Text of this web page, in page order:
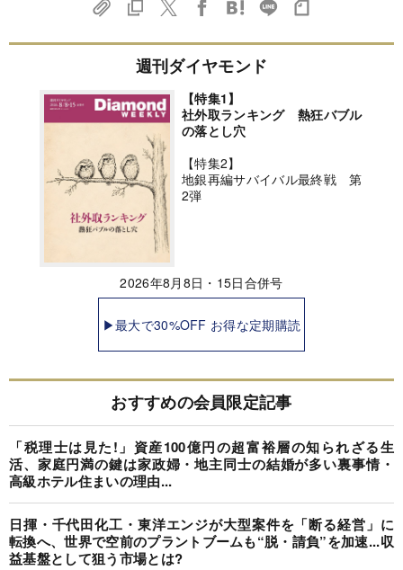
週刊ダイヤモンド
【特集1】
社外取ランキング 熱狂バブル
の落とし穴
【特集2】
地銀再編サバイバル最終戦 第
2弾
2026年8月8日・15日合併号
▶最大で30%OFF お得な定期購読
おすすめの会員限定記事
「税理士は見た!」資産100億円の超富裕層の知られざる生
活、家庭円満の鍵は家政婦・地主同士の結婚が多い裏事情・
高級ホテル住まいの理由...
日揮・千代田化工・東洋エンジが大型案件を「断る経営」に
転換へ、世界で空前のプラントブームも“脱・請負”を加速...収
益基盤として狙う市場とは?